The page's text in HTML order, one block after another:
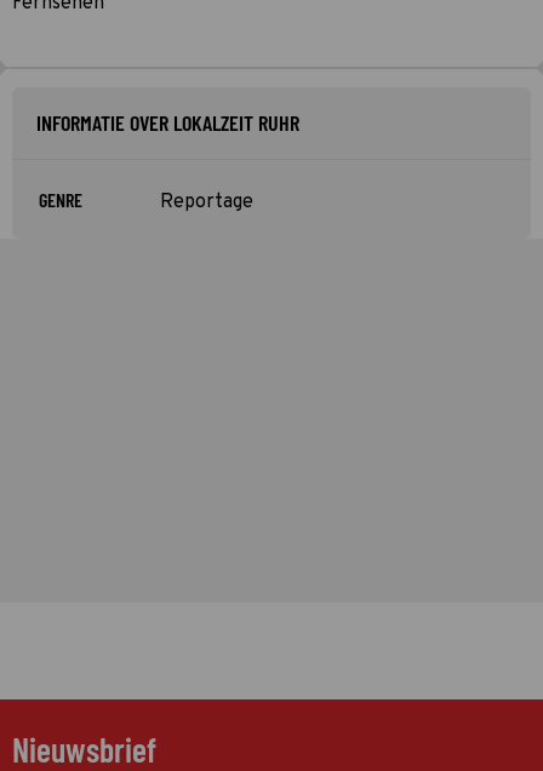
INFORMATIE OVER LOKALZEIT RUHR
GENRE Reportage
Nieuwsbrief